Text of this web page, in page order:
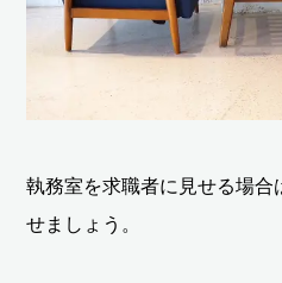
執務室を求職者に見せる場合
せましょう。